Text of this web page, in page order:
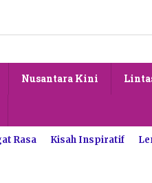
Nusantara Kini
Rasa Kisah Inspiratif